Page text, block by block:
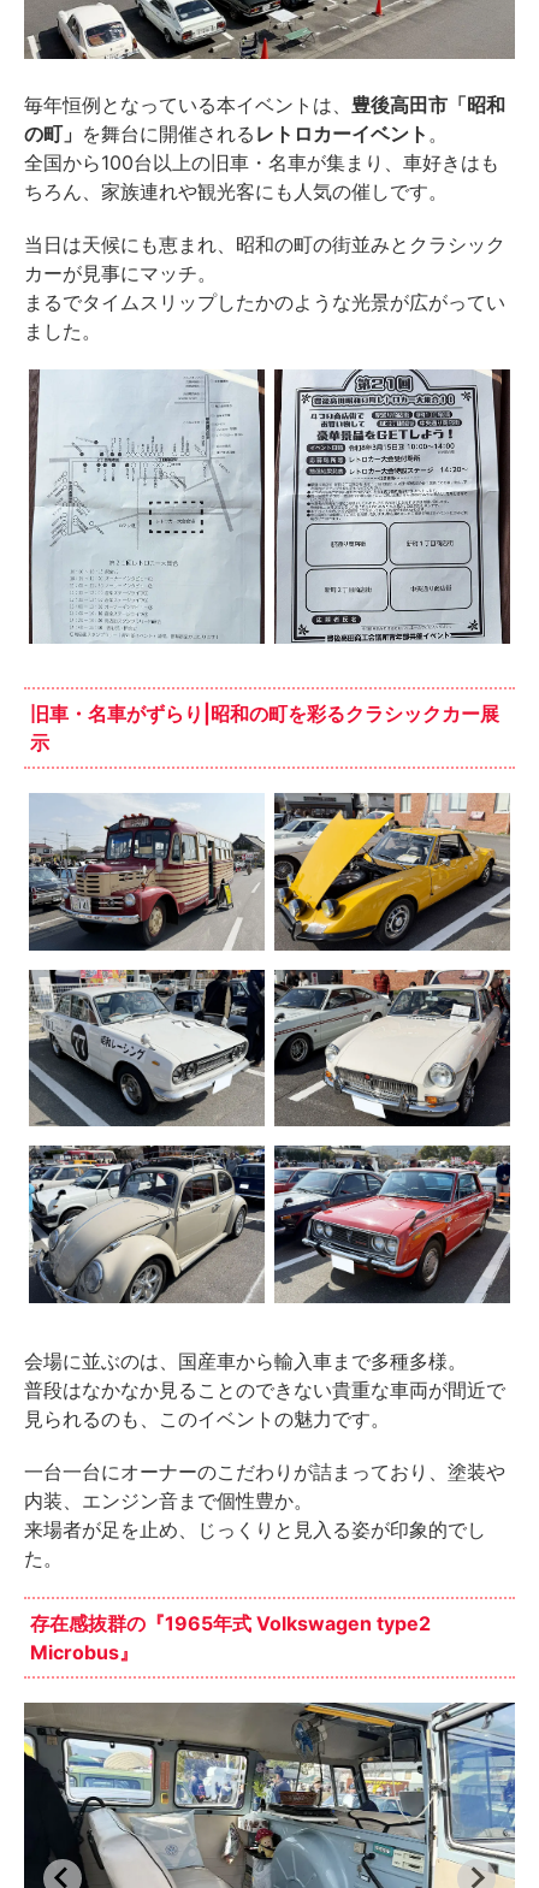
毎年恒例となっている本イベントは、 豊後高田市「昭和
の町」 を舞台に開催される レトロカーイベント 。
全国から100台以上の旧車・名車が集まり、車好きはも
ちろん、家族連れや観光客にも人気の催しです。
当日は天候にも恵まれ、昭和の町の街並みとクラシック
カーが見事にマッチ。
まるでタイムスリップしたかのような光景が広がってい
ました。
旧車・名車がずらり|昭和の町を彩るクラシックカー展
示
会場に並ぶのは、国産車から輸入車まで多種多様。
普段はなかなか見ることのできない貴重な車両が間近で
見られるのも、このイベントの魅力です。
一台一台にオーナーのこだわりが詰まっており、塗装や
内装、エンジン音まで個性豊か。
来場者が足を止め、じっくりと見入る姿が印象的でし
た。
存在感抜群の『1965年式 Volkswagen type2
Microbus』